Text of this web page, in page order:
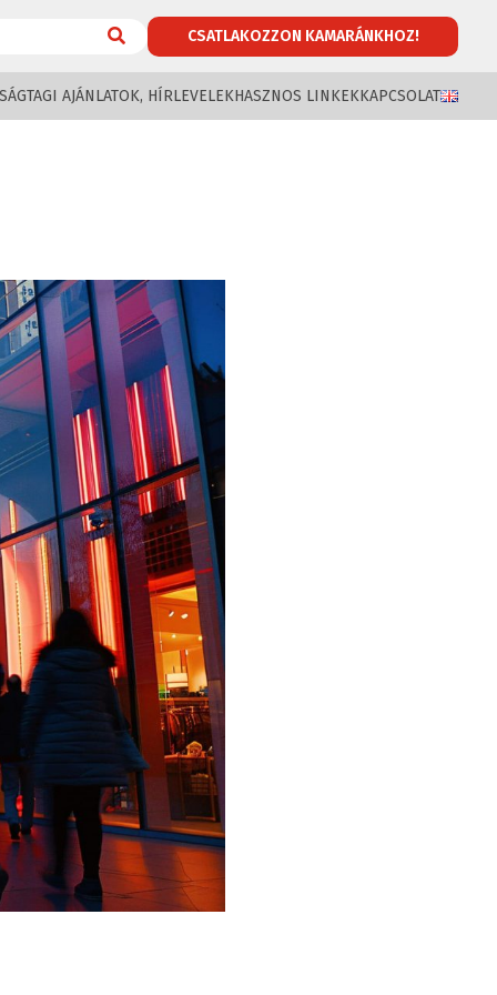
CSATLAKOZZON KAMARÁNKHOZ!
TAGI AJÁNLATOK, HÍRLEVELEKHASZNOS LINKEKKAPCSOLAT